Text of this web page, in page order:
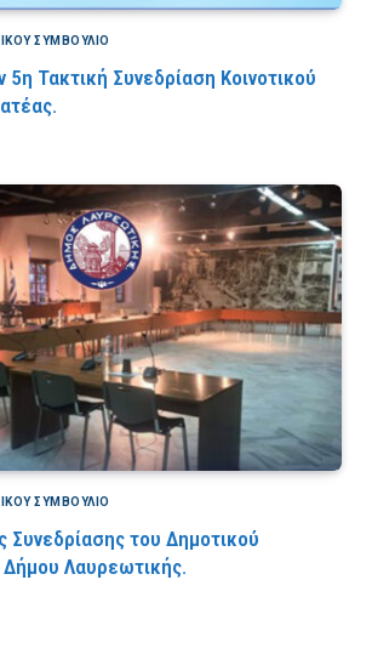
ΣΥΜΒΟΎΛΙΟ
Τακτική Συνεδρίαση Κοινοτικού
ΣΥΜΒΟΎΛΙΟ
του Δημοτικού
Δήμου Λαυρεωτικής.